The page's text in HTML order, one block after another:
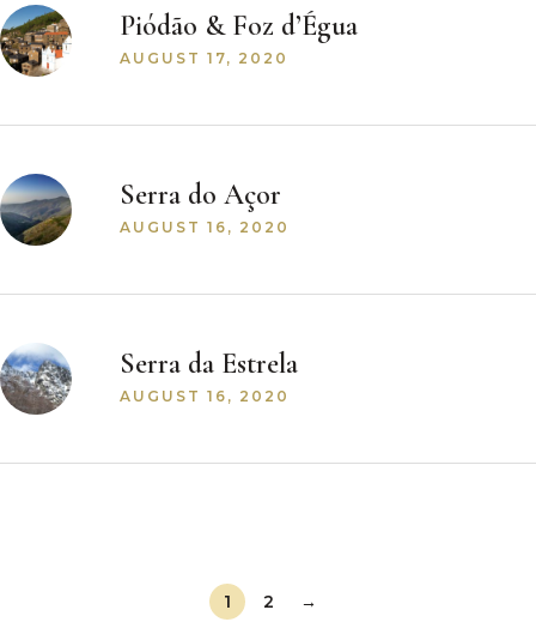
Piódão & Foz d’Égua
AUGUST 17, 2020
Serra do Açor
AUGUST 16, 2020
Serra da Estrela
AUGUST 16, 2020
1 2 →